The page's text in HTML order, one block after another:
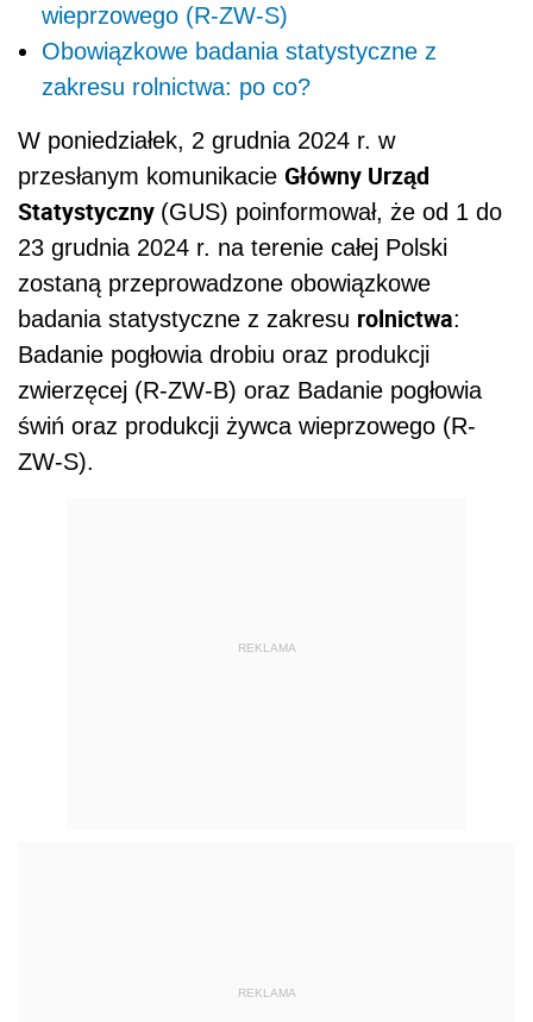
wieprzowego (R-ZW-S)
Obowiązkowe badania statystyczne z
zakresu rolnictwa: po co?
W poniedziałek, 2 grudnia 2024 r. w
przesłanym komunikacie Główny Urząd
Statystyczny (GUS) poinformował, że od 1 do
23 grudnia 2024 r. na terenie całej Polski
zostaną przeprowadzone obowiązkowe
badania statystyczne z zakresu rolnictwa:
Badanie pogłowia drobiu oraz produkcji
zwierzęcej (R-ZW-B) oraz Badanie pogłowia
świń oraz produkcji żywca wieprzowego (R-
ZW-S).
REKLAMA
REKLAMA